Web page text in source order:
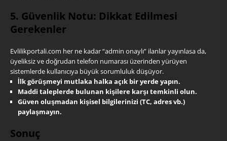
5. Güvenlik Notu: Dikkat Edilmesi
Gerekenler
Evlilikportali.com her ne kadar “admin onaylı” ilanlar yayınlasa da,
üyeliksiz ve doğrudan telefon numarası üzerinden yürüyen
sistemlerde kullanıcıya büyük sorumluluk düşüyor.
İlk görüşmeyi mutlaka halka açık bir yerde yapın.
Maddi taleplerde bulunan kişilere karşı temkinli olun.
Güven oluşmadan kişisel bilgilerinizi (TC, adres vb.)
paylaşmayın.
Sonuç